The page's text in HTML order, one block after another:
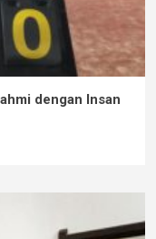
dengan Insan